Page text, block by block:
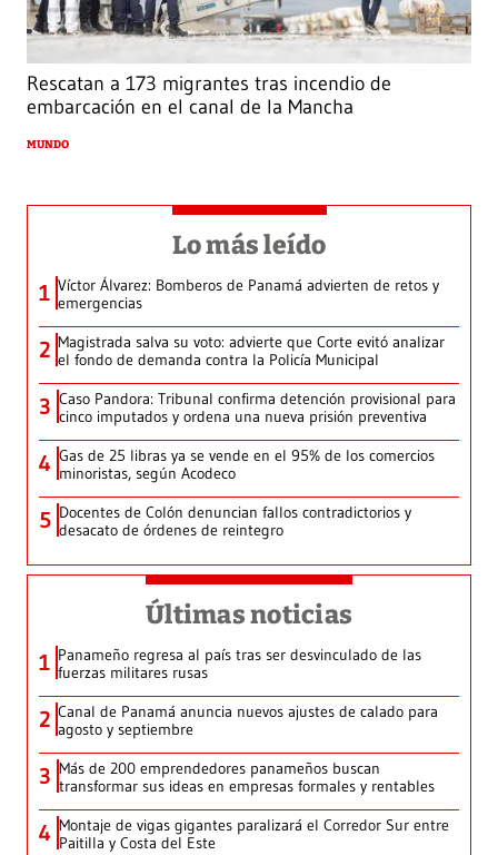
Rescatan a 173 migrantes tras incendio de
embarcación en el canal de la Mancha
MUNDO
Lo más leído
1 Víctor Álvarez: Bomberos de Panamá advierten de retos y
emergencias
2 Magistrada salva su voto: advierte que Corte evitó analizar
el fondo de demanda contra la Policía Municipal
3 Caso Pandora: Tribunal confirma detención provisional para
cinco imputados y ordena una nueva prisión preventiva
4 Gas de 25 libras ya se vende en el 95% de los comercios
minoristas, según Acodeco
5 Docentes de Colón denuncian fallos contradictorios y
desacato de órdenes de reintegro
Últimas noticias
1 Panameño regresa al país tras ser desvinculado de las
fuerzas militares rusas
2 Canal de Panamá anuncia nuevos ajustes de calado para
agosto y septiembre
3 Más de 200 emprendedores panameños buscan
transformar sus ideas en empresas formales y rentables
4 Montaje de vigas gigantes paralizará el Corredor Sur entre
Paitilla y Costa del Este